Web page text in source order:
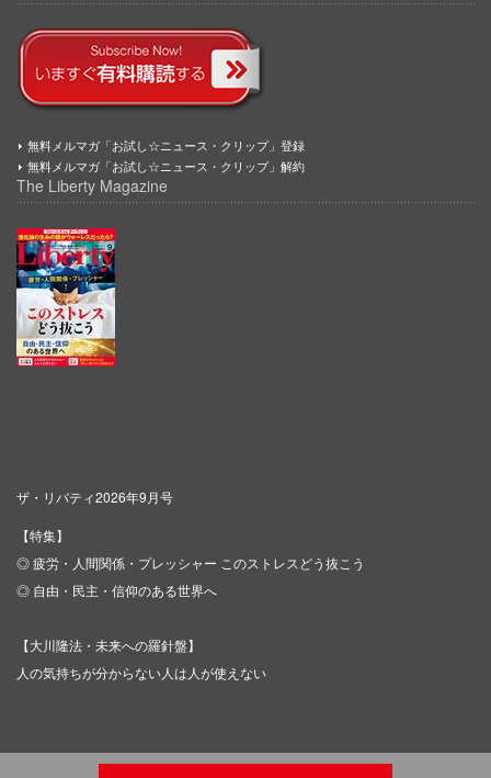
無料メルマガ「お試し☆ニュース・クリップ」登録
無料メルマガ「お試し☆ニュース・クリップ」解約
The Liberty Magazine
ザ・リバティ2026年9月号
【特集】
◎ 疲労・人間関係・プレッシャー このストレスどう抜こう
◎ 自由・民主・信仰のある世界へ
【大川隆法・未来への羅針盤】
人の気持ちが分からない人は人が使えない